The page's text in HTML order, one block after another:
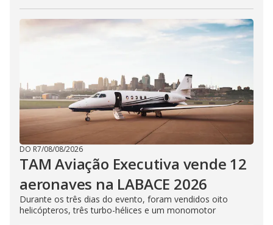
DO R7/08/08/2026
TAM Aviação Executiva vende 12
aeronaves na LABACE 2026
Durante os três dias do evento, foram vendidos oito
helicópteros, três turbo-hélices e um monomotor